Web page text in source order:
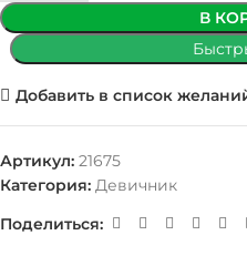
В
Добавить в список
Артикул: 21675
Категория: Девичник
Поделиться: